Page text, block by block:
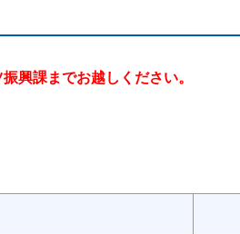
興課までお越しください。